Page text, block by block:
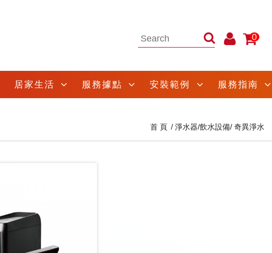
0
居家生活 服務據點 安裝範例 服務指南
首 頁 淨水器/飲水設備 奇異淨水